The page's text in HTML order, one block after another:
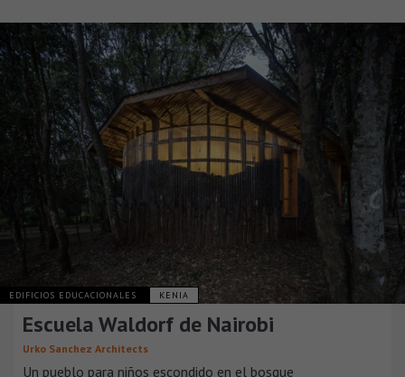
EDIFICIOS EDUCACIONALES KENIA
Escuela Waldorf de Nairobi
Urko Sanchez Architects
Un pueblo para niños escondido en el bosque